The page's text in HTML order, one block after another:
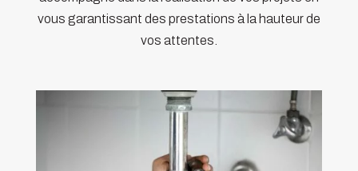
vous garantissant des prestations à la hauteur de
vos attentes.